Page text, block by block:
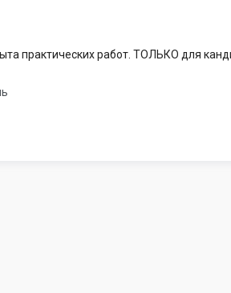
практических работ. ТОЛЬКО для